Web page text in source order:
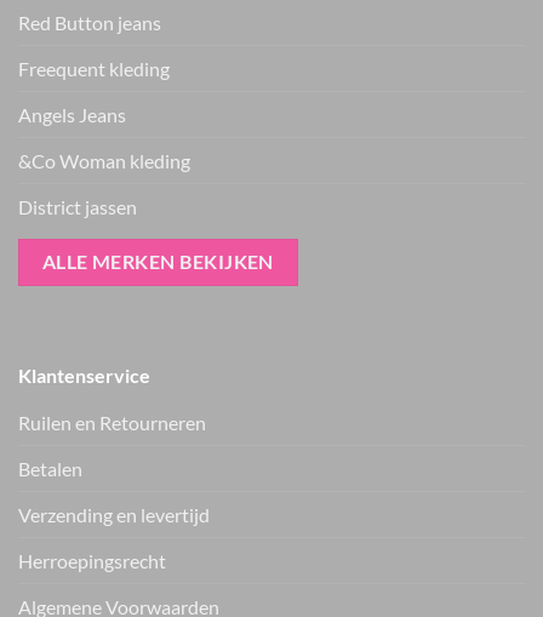
Red Button jeans
Freequent kleding
Angels Jeans
&Co Woman kleding
District jassen
ALLE MERKEN BEKIJKEN
Klantenservice
Ruilen en Retourneren
Betalen
Verzending en levertijd
Herroepingsrecht
Algemene Voorwaarden